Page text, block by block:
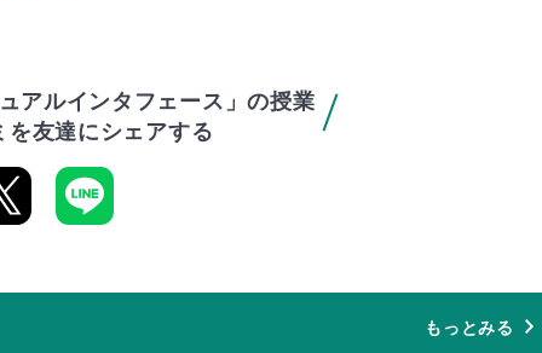
アルインタフェース」の授業
を友達にシェアする
もっとみる